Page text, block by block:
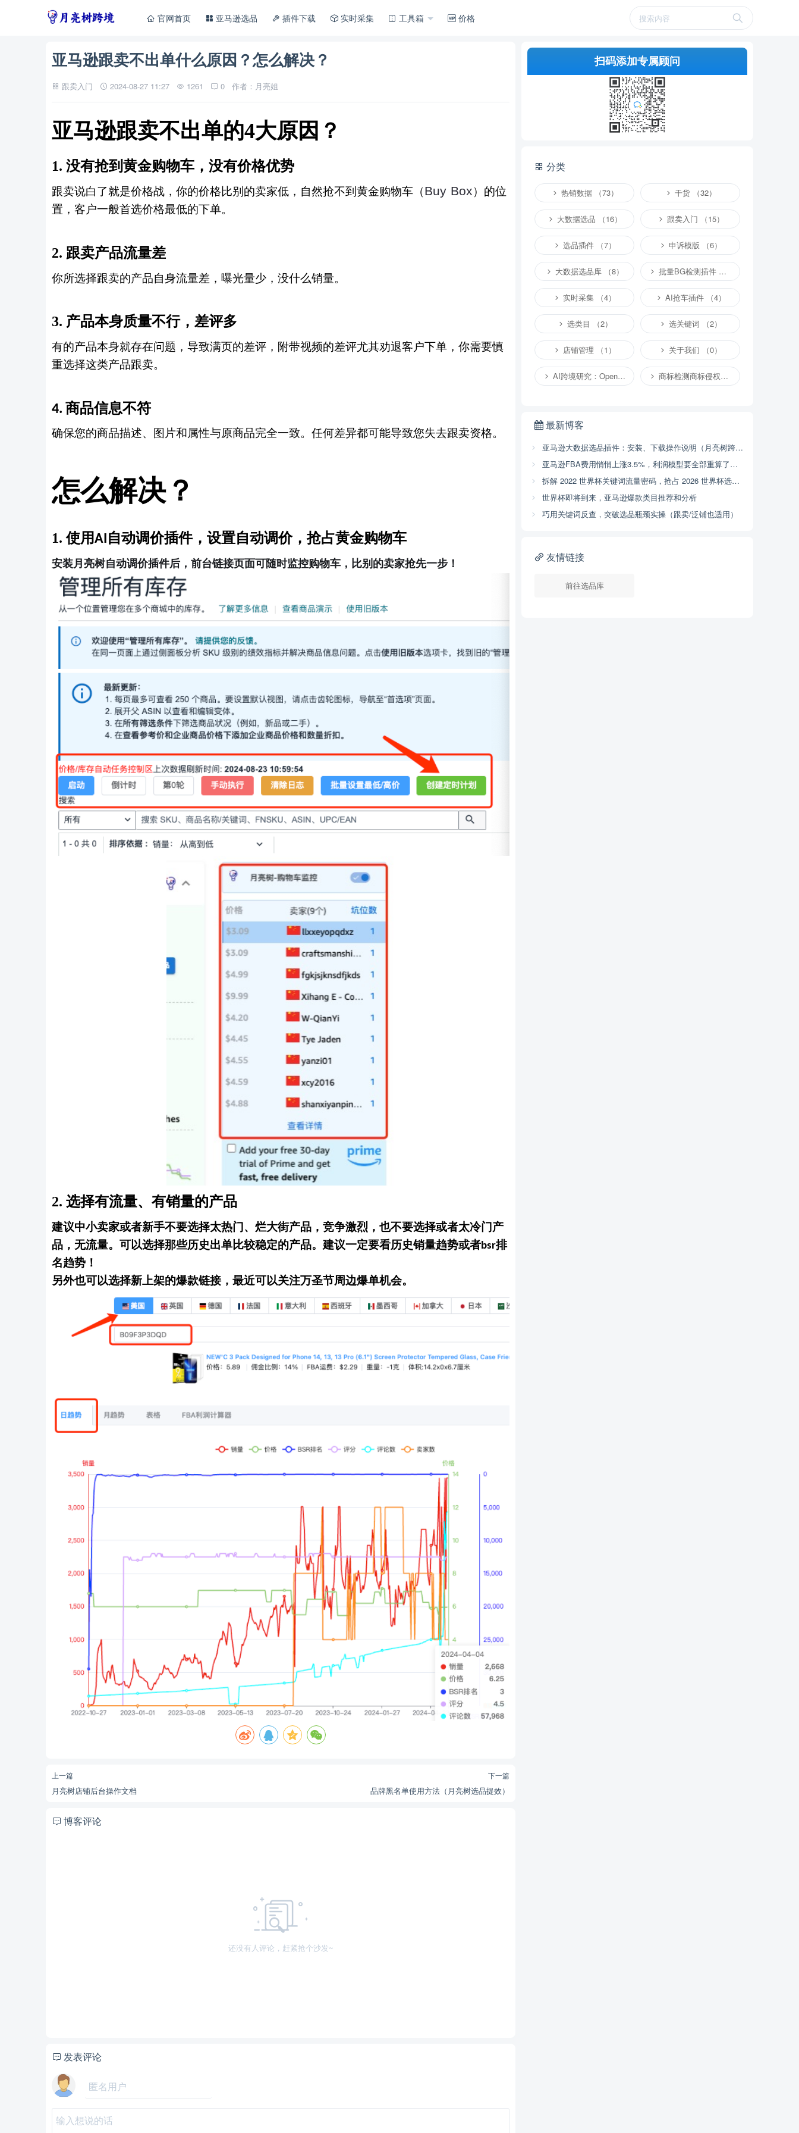
官网首页 亚马逊选品 插件下载 实时采集 工具箱 价格
亚马逊跟卖不出单什么原因？怎么解决？
跟卖入门 2024-08-27 11:27 1261 0 作者：月亮姐
亚马逊跟卖不出单的4大原因？
1. 没有抢到黄金购物车 ， 没有价格优势
跟卖说白了就是价格战 ， 你的价格比别的卖家低 ， 自然抢不到黄金购物车 （Buy Box） 的位
置 ， 客户一般首选价格最低的下单。
2. 跟卖产品流量差
你所选择跟卖的产品自身流量差 ， 曝光量少 ， 没什么销量。
3. 产品本身质量不行， 差评多
有的产品本身就存在问题 ， 导致满页的差评 ， 附带视频的差评尤其劝退客户下单 ， 你需要慎
重选择这类产品跟卖。
4. 商品信息不符
确保您的商品描述、图片和属性与原商品完全一致。任何差异都可能导致您失去跟卖资格。
怎么解决？
1.使用AI 自动调价插件， 设置自动调价，抢占黄金购物车
安装月亮树自动调价插件后，前台链接页面可随时监控购物车，比别的卖家抢先一步！
2. 选择有流量、 有销量的产品
建议中小卖家或者新手不要选择太热门、烂大街产品，竞争激烈，也不要选择或者太冷门产
品，无流量。可以选择那些历史出单比较稳定的产品。建议一定要看历史销量趋势或者bsr排
名趋势！
另外也可以选择新上架的爆款链接，最近可以关注万圣节周边爆单机会。
上一篇
月亮树店铺后台操作文档
下一篇
品牌黑名单使用方法（月亮树选品提效）
博客评论
还没有人评论，赶紧抢个沙发~
发表评论
扫码添加专属顾问
分类
热销数据 （73） 干货 （32）
大数据选品 （16） 跟卖入门 （15）
选品插件 （7） 申诉模版 （6）
大数据选品库 （8） 批量BG检测插件 （4）
实时采集 （4） AI抢车插件 （4）
选类目 （2） 选关键词 （2）
店铺管理 （1） 关于我们 （0）
AI跨境研究：OpenClaw小龙虾等应用 （4） 商标检测商标侵权专栏 （1）
最新博客
亚马逊大数据选品插件：安装、下载操作说明（月亮树跨境）
亚马逊FBA费用悄悄上涨3.5%，利润模型要全部重算了（2026年4月17号已开始执行，附解决方案）
拆解 2022 世界杯关键词流量密码，抢占 2026 世界杯选品商机
世界杯即将到来，亚马逊爆款类目推荐和分析
巧用关键词反查，突破选品瓶颈实操（跟卖/泛铺也适用）
友情链接
前往选品库